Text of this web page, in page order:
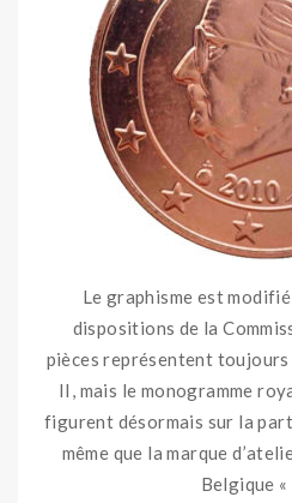
Le graphisme est
dispositions de la
pièces représentent
II, mais le monogramme
figurent désormais sur la
même que la marque
Belgique «